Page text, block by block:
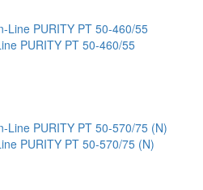
PURITY PT 50-460/55
PURITY PT 50-570/75 (N)